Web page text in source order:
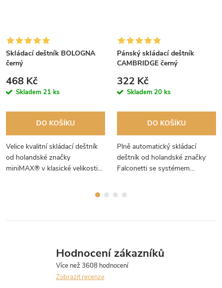
Skládací deštník BOLOGNA
černý
468 Kč
Skladem 21 ks
DO KOŠÍKU
Velice kvalitní skládací deštník
od holandské značky
miniMAX® v klasické velikosti
Pánský skládací deštník
CAMBRIDGE černý
322 Kč
Skladem 20 ks
DO KOŠÍKU
Plně automatický skládací
deštník od holandské značky
Falconetti se systémem
zavírání jedním tlačítkem
Hodnocení zákazníků
Zobrazit recenze